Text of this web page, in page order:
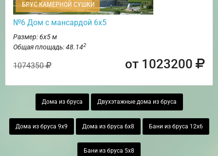
БРУС КАМЕРНОЙ СУШКИ
№6 Дом с мансардой 6х5
Размер: 6х5 м
Общая площадь: 48.142
1074350 от 1023200
Дома из бруса Двухэтажные дома из бруса
Дома из бруса 9х9 Дома из бруса 6х8 Бани из бруса 12х6
Бани из бруса 5х8